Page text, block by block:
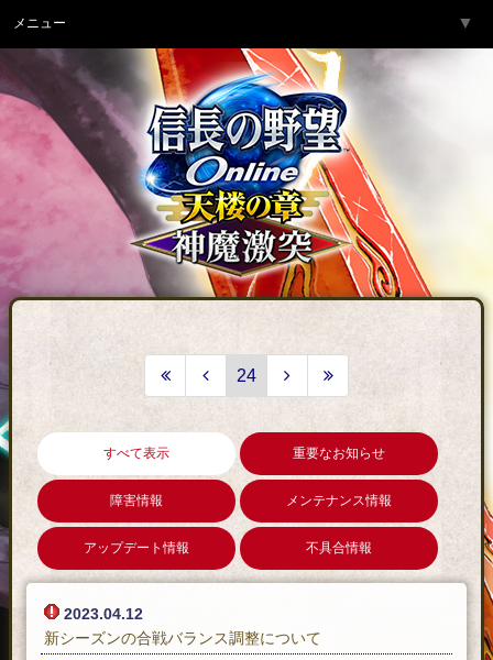
メニュー ▼
トップページ
ゲーム紹介
サービス
コミュニティ
ネットカフェ ▼
24
すべて表示 重要なお知らせ
障害情報 メンテナンス情報
アップデート情報 不具合情報
2023.04.12
新シーズンの合戦バランス調整について